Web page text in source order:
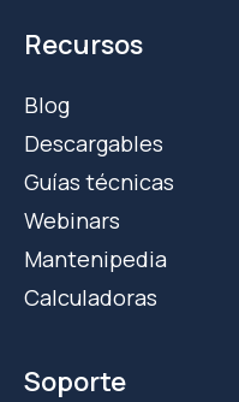
Recursos
Blog
Descargables
Guías técnicas
Webinars
Mantenipedia
Calculadoras
Soporte